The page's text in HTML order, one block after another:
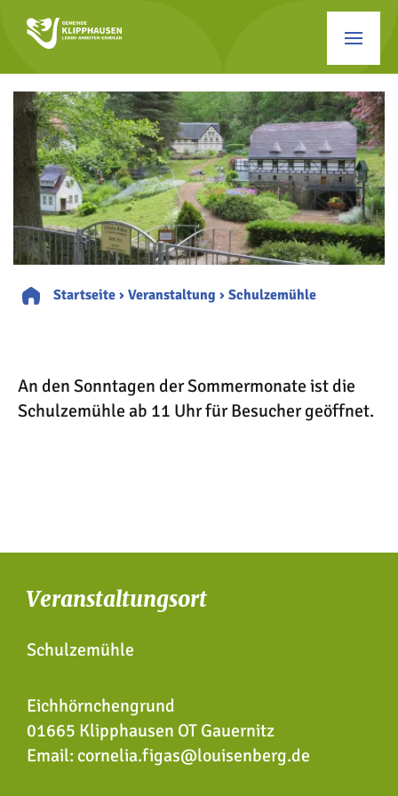
Startseite › Veranstaltung › Schulzemühle
An den Sonntagen der Sommermonate ist die
Schulzemühle ab 11 Uhr für Besucher geöffnet.
Veranstaltungsort
Schulzemühle
Eichhörnchengrund
01665 Klipphausen OT Gauernitz
Email: cornelia.figas@louisenberg.de